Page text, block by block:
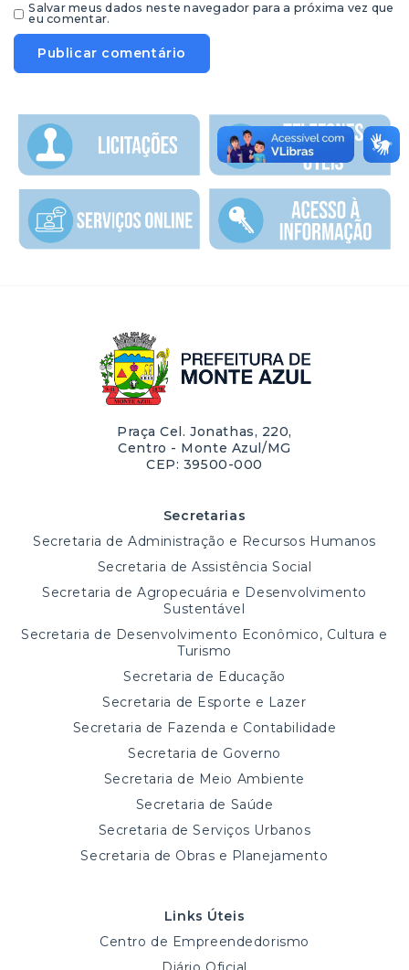
Salvar meus dados neste navegador para a próxima vez que
eu comentar.
Praça Cel. Jonathas, 220,
Centro - Monte Azul/MG
CEP: 39500-000
Secretarias
Secretaria de Administração e Recursos Humanos
Secretaria de Assistência Social
Secretaria de Agropecuária e Desenvolvimento
Sustentável
Secretaria de Desenvolvimento Econômico, Cultura e
Turismo
Secretaria de Educação
Secretaria de Esporte e Lazer
Secretaria de Fazenda e Contabilidade
Secretaria de Governo
Secretaria de Meio Ambiente
Secretaria de Saúde
Secretaria de Serviços Urbanos
Secretaria de Obras e Planejamento
Links Úteis
Centro de Empreendedorismo